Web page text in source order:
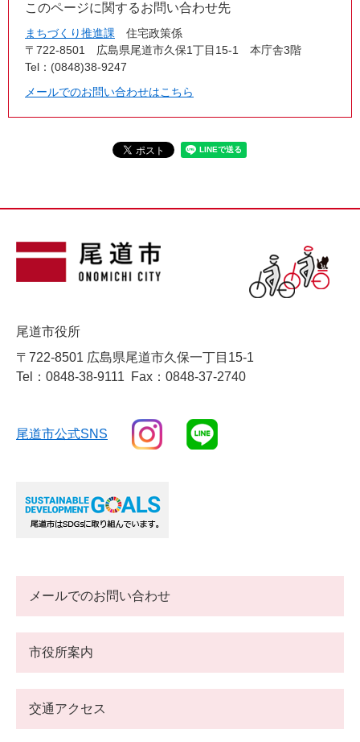
このページに関するお問い合わせ先
まちづくり推進課
住宅政策係
〒722-8501
広島県尾道市久保1丁目15-1 本庁舎3階
Tel：(0848)38-9247
メールでのお問い合わせはこちら
尾道市役所
〒722-8501 広島県尾道市久保一丁目15-1
Tel：0848-38-9111
Fax：0848-37-2740
尾道市公式SNS
メールでのお問い合わせ
市役所案内
交通アクセス